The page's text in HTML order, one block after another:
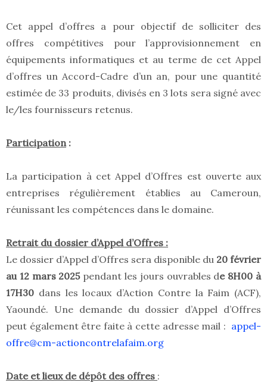
Cet appel d’offres a pour objectif de solliciter des
offres compétitives pour l’approvisionnement en
équipements informatiques et au terme de cet Appel
d’offres un Accord-Cadre d’un an, pour une quantité
estimée de 33 produits, divisés en 3 lots sera signé avec
le/les fournisseurs retenus.
Participation:
La participation à cet Appel d’Offres est ouverte aux
entreprises régulièrement établies au Cameroun,
réunissant les compétences dans le domaine.
Retrait du dossier d’Appel d’Offres :
Le dossier d’Appel d’Offres sera disponible du 20 février
au 12 mars 2025pendant les jours ouvrables de 8H00 à
17H30 dans les locaux d’Action Contre la Faim (ACF),
Yaoundé. Une demande du dossier d’Appel d’Offres
peut également être faite à cette adresse mail : appel-
offre@cm-actioncontrelafaim.org
Date et lieux de dépôt des offres :